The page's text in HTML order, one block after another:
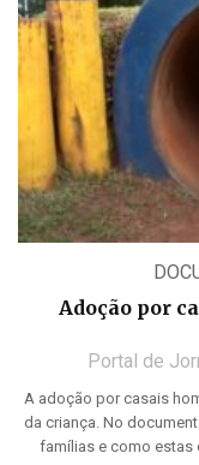
Adoção por
Portal de
A adoção por casais
da criança. No
famílias e como estas